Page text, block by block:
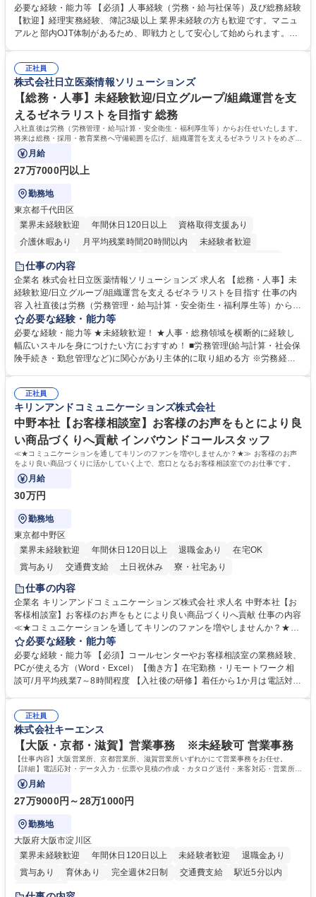
度改定などのコア業務にも挑戦できる、やりがいある環境です。 ■勤怠管
理、給与計算、社会保険手続き、年末調整等の労務管理全般 ■入退社手続
き、社内規定の改定や人事制度改定などのコア業務 ■社内イベントの企画
でも質問・相談できる環境が整っているため、安心して成長できます。 募
集職種 【森ビルG】人事・総務◆賞与5ヶ月◆年休120日◆残業少なめ◆
リモート可
必要な経験・能力等 【必須】人事経験（労務・給与社保等）及び総務経験
【歓迎】経理実務経験、簿記3級以上 業界未経験の方も歓迎です。マニュ
アルと部内OJT体制があるため、即戦力として安心して始められます。
務に挑戦できるため、自身の成長と組織への貢献度をダイレクトに実感で
きます。 残業少なめ、週1日リモート可など、ワークライフバランスを保
ち長期活躍できる環境です。 「これまでの幅広い経験を活かし、長期的な
キャリアを築きたい」という前向きな意欲と挑戦を全力で応援します。 学
歴・資格 学歴：大学院 大学 高専 短大 専修学校 高校 語学力： 資格：日商
簿記検定1級 日商簿記検定2級 日商簿記検定3級
正社員
株式会社日立医薬情報ソリューションズ
【総務・人事】未経験歓迎/日立グループ/組織運営を支
えるゼネラリストを目指す 総務
入社直後は労務（労務管理・給与計算・安全衛生・福利厚生等）からお任せいたします。
将来は総務・採用・教育業務へ守備範囲を広げ、組織運営を支えるゼネラリストをめざせ
ます。
月給
27万7000円以上
勤務地
東京都千代田区
業界未経験歓迎
年間休日120日以上
資格取得支援あり
介護休暇あり
月平均残業時間20時間以内
未経験者歓迎
住宅手当あり
育休あり
完全週休2日制 交通費支給 土日祝休み 寮・社宅あり
仕事の内容
企業名 株式会社日立医薬情報ソリューションズ 求人名 【総務・人事】未
経験歓迎/日立グループ/組織運営を支えるゼネラリストを目指す 仕事の内
容 入社直後は労務（労務管理・給与計算・安全衛生・福利厚生等）からお
任せいたします。将来は総務・採用・教育業務へ守備範囲を広げ、組織運
営を支えるゼネラリストをめざせます。 ・初期業務：労働時間管理、給与
計算、社会保険対応、福利厚生管理、安全衛生、健康経営推進等をお任せ
します。ご経験に応じて、休職者管理など、幅広く経験を積んでいただき
幅広く経験を積みたい意欲がある方に最適な環境です。 募集職種 【総
務・人事】未経験歓迎/日立グループ/組織運営を支えるゼネラリストを目
指す
必要な経験・能力等
必要な経験・能力等 ★未経験歓迎！ ★人事・総務領域を横断的に経験し
幅広いスキルを身につけたい方におすすめ！ ■労務管理(給与計算・社会保
険手続き・勤怠管理など)に関心があり主体的に取り組める方 ※労務経験
のご経験 ■労務管理（給与計算・社会保険手続き・勤怠管理など）の経験
■衛生管理者の資格をお持ちの方 学歴・資格 学歴：大学院 大学 高専 短大
専修学校 高校 語学力： 資格：
正社員
キリンアンドコミュニケーションズ株式会社
中野本社【お客様相談室】お客様のお声をもとにより良
い商品づくりへ貢献 インバウンドコールスタッフ
≪★コミュニケーションを通してキリンのファンを増やしませんか？★≫ お客様のお声
をより良い商品づくりに活かしていく上で、窓口となるお客様相談室でのお仕事です。
月給
30万円
勤務地
東京都中野区
業界未経験歓迎
年間休日120日以上 退職金あり
在宅OK
賞与あり
交通費支給 土日祝休み 寮・社宅あり
仕事の内容
企業名 キリンアンドコミュニケーションズ株式会社 求人名 中野本社【お
客様相談室】お客様のお声をもとにより良い商品づくりへ貢献 仕事の内容
≪★コミュニケーションを通してキリンのファンを増やしませんか？★≫
お客様のお声をより良い商品づくりに活かしていく上で、窓口となるお客
様相談室でのお仕事です。 日々お客様からいただくキリングループへのご
意見を、企業活動に活かしています。お客様からの声に迅速かつ誠意をも
って対応、情報提供するとともにグループ内活動に反映しています。 【具
平均100件前後■メール・手紙：同上40件前後 募集職種 中野本社【お客様
相談室】お客様のお声をもとにより良い商品づくりへ貢献
必要な経験・能力等
必要な経験・能力等 【必須】コールセンターやお客様相談室の業務経験、
PCが使える方（Word・Excel）【働き方】在宅勤務・リモートワーク相
談可/月平均残業7～8時間程度 【入社後の研修】着任から1か月は電話対応
すのでご安心ください。 【当社について】キリングループの広報機能を担
う会社として、お客様との出会いを大切にし、磨き上げたホスピタリティ
を込めてコミュニケーションをとりながら広報関連業務を行っておりま
す。 学歴・資格 学歴：大学院 大学 高専 短大 専修学校 高校 語学力： 資
格：
正社員
株式会社キーエンス
【大阪・京都・滋賀】営業事務 ※未経験可 営業事務
【仕事内容】大阪営業所、京都営業所、滋賀営業所いずれかにて営業事務をお任せ。
【詳細】電話応対・データ入力・伝票や見積の作成・カタログ送付・来客対応・営業所内
で発生する事務業務や業務改善をお任せ。
月給
27万9000円～28万1000円
勤務地
大阪府大阪市淀川区
業界未経験歓迎
年間休日120日以上 未経験者歓迎
退職金あり
賞与あり
育休あり 完全週休2日制 交通費支給
駅近5分以内
土日祝休み